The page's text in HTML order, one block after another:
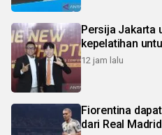
Persija Jakarta
kepelatihan
12 jam lalu
Fiorentina
dari Real Madrid